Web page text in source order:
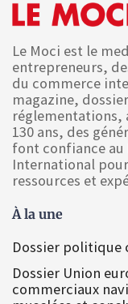
Le Moci est le
entrepreneurs,
du commerce
magazine,
réglementations,
130 ans, des
font confiance
International
ressources et
À la une
Dossier politique
Dossier Union
commerciaux